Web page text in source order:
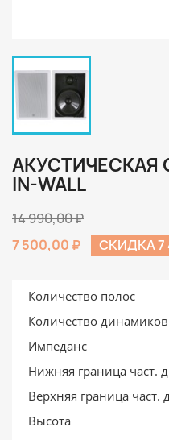
АКУСТИЧЕСКАЯ
IN-WALL
14 990,00 ₽
7 500,00 ₽
СКИДКА 7
Количество полос
Количество динамиков
Импеданс
Нижняя граница част.
Верхняя граница част.
Высота